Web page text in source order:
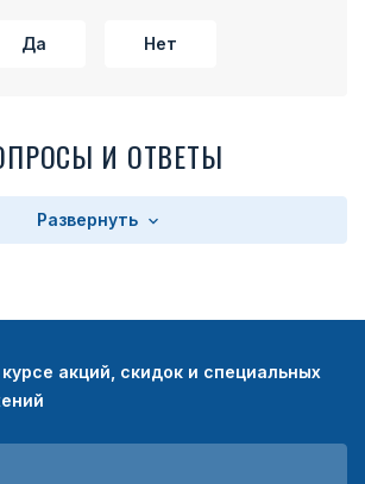
Да Нет
И ОТВЕТЫ
Развернуть
курсе акций, скидок и специальных